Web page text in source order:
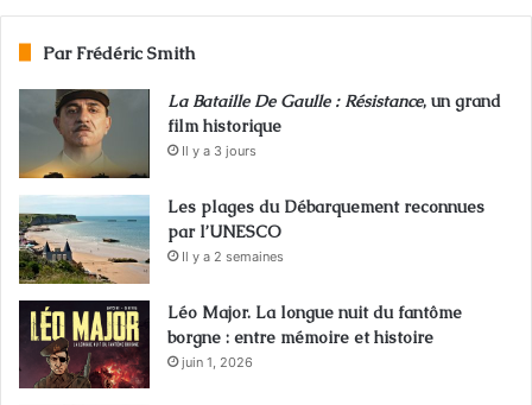
Par Frédéric Smith
La Bataille De Gaulle : Résistance, un grand
film historique
Il y a 3 jours
Les plages du Débarquement reconnues
par l’UNESCO
Il y a 2 semaines
Léo Major. La longue nuit du fantôme
borgne : entre mémoire et histoire
juin 1, 2026